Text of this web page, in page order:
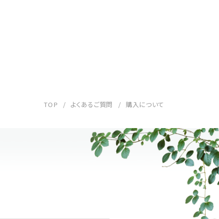
TOP よくあるご質問 購入について